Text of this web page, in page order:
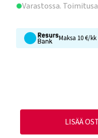
Varastossa.
Maksa 10 €/
LISÄÄ